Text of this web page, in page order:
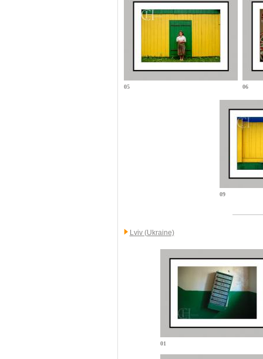
05 06
09
Lviv (Ukraine)
01